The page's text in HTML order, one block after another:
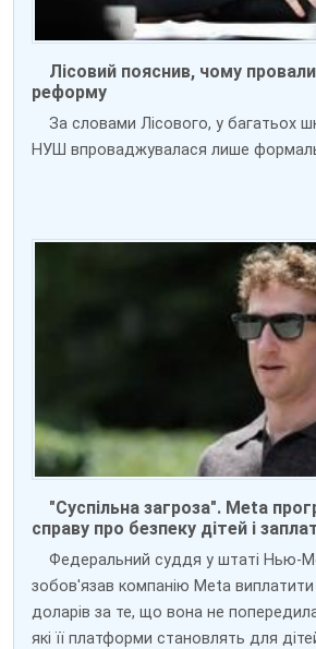
Лісовий пояснив, чому
реформу
За словами Лісового, у багатьох
НУШ впроваджувалася лише
"Суспільна загроза". Meta
справу про безпеку дітей і
Федеральний суддя у штаті Нью-
зобов'язав компанію Meta виплатити
доларів за те, що вона не
які її платформи становлять для